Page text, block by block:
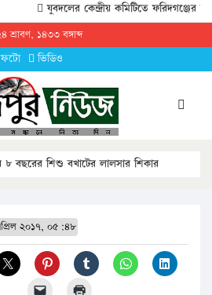
যুবদলের কেন্দ্রীয় কমিটিতে ফরিদগঞ্জের
শ্রাবণ, ১৪৩৩ বঙ্গাব্দ
ফটো ভিডিও
৮ বছরের শিশু বখাটের লালসার শিকার
২০১৭, ০৫:৪৮